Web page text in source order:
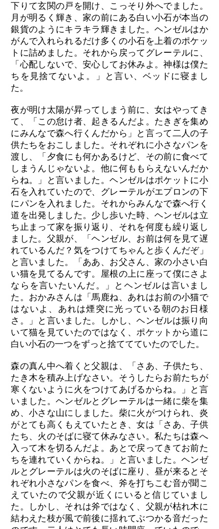
下りて玄関の戸を開け、こっそり外へでました。
月が明るく輝き、家の前にある白い小石が本当の
銀貨のようにキラキラ輝きました。ヘンゼルはか
がんで入れられるだけ多くの小石を上着のポケッ
トに詰めました。それから戻ってグレーテルに、
「心配しないで、安心してお休みよ。神様は僕た
ちを見捨てないよ。」と言い、ベッドに寝まし
た。
夜が明け太陽が昇ってしまう前に、女はやってき
て、「この怠け者、起きるんだよ。たきぎを集め
にみんなで森へ行くんだから」と言って二人の子
供たちをおこしました。それぞれに小さなパンを
渡し、「夕食にも何かあるけど、その前に食べて
しまうんじゃないよ。他に何ももらえないんだか
らね。」と言いました。ヘンゼルはポケットに小
石を入れていたので、グレーテルがエプロンの下
にパンを入れました。それからみんなで森へ行く
道を出発しました。少し歩いた時、ヘンゼルは立
ち止まって家を振り返り、それを何度も繰り返し
ました。父親が、「ヘンゼル、お前は何を見て遅
れているんだ？気をつけてちゃんと歩くんだぞ」
と言いました。「ああ、お父さん、家の小さい白
い猫を見てるんです。屋根の上に座って僕にさよ
ならを言いたいんだ。」とヘンゼルは言いまし
た。おかみさんは「馬鹿ね、あれはお前の小猫で
はないよ、あれは煙突に光っている朝のお日様
さ。」と言いました。しかし、ヘンゼルは振り向
いて猫を見ていたのではなく、ポケットから道に
白い小石の一つをずっと捨ててていたのでした。
森の真ん中へ着くと父親は、「さあ、子供たち、
たき木を積み上げなさい。そうしたらお前たちが
寒くないように火をつけてあげるからね。」と言
いました。ヘンゼルとグレーテルは一緒に柴を集
め、小さな山にしました。柴に火がつけられ、炎
がとても高くもえていたとき、女は「さあ、子供
たち、火のそばに寝て休みなさい。私たちは森へ
入って木を切るんだよ。あとで戻ってきてお前た
ちを連れていくからね。」と言いました。ヘンゼ
ルとグレーテルは火のそばに座り、昼が来るとそ
れぞれ小さなパンを食べ、斧を打ちこむ音が聞こ
えていたので父親が近くにいると信じていまし
た。しかし、それは斧ではなく、父親が枯れ木に
結わえた枝が風で前後に揺れてぶつかる音だった